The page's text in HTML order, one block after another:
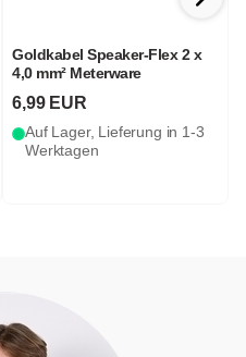
Goldkabel Speaker-Flex 2 x
4,0 mm² Meterware
6,99 EUR
Auf Lager, Lieferung in 1-3
Werktagen